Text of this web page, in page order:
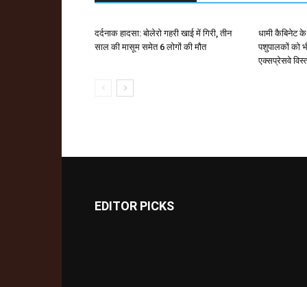
दर्दनाक हादसा: बोलेरो गहरी खाई में गिरी, तीन
साल की मासूम समेत 6 लोगों की मौत
धामी कैबिनेट
पशुपालकों को
एक्सप्रेसवे
EDITOR PICKS